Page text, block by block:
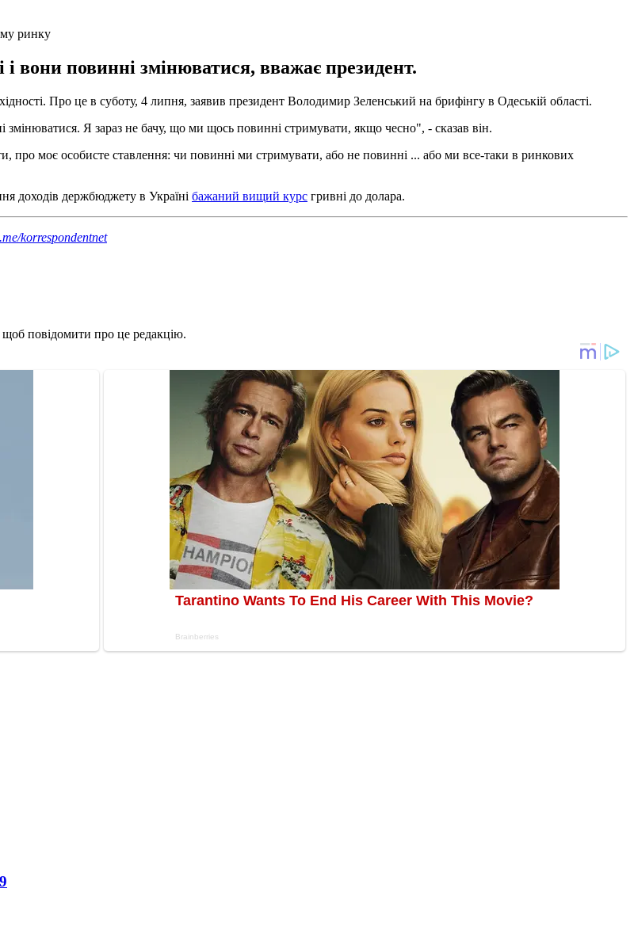
ринку
вони повинні змінюватися, вважає президент.
Про це в суботу, 4 липня, заявив президент Володимир Зеленський на брифінгу в Одеській області.
Я зараз не бачу, що ми щось повинні стримувати, якщо чесно", - сказав він.
моє особисте ставлення: чи повинні ми стримувати, або не повинні ... або ми все-таки в ринкових
доходів держбюджету в Україні бажаний вищий курс гривні до долара.
korrespondentnet
щоб повідомити про це редакцію.